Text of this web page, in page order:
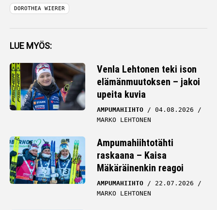
DOROTHEA WIERER
LUE MYÖS:
Venla Lehtonen teki ison
elämänmuutoksen – jakoi
upeita kuvia
AMPUMAHIIHTO
04.08.2026
MARKO LEHTONEN
Ampumahiihtotähti
raskaana – Kaisa
Mäkäräinenkin reagoi
AMPUMAHIIHTO
22.07.2026
MARKO LEHTONEN